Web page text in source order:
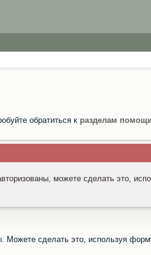
обратиться к разделам помощи
можете сделать это,
Можете сделать это, используя